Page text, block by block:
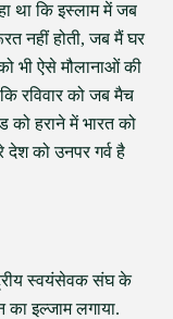
था कि इस्लाम में जब
नहीं होती, जब मैं घर
भी ऐसे मौलानाओं की
रविवार को जब मैच
को हराने में भारत को
देश को उनपर गर्व है
स्वयंसेवक संघ के
का इल्जाम लगाया.